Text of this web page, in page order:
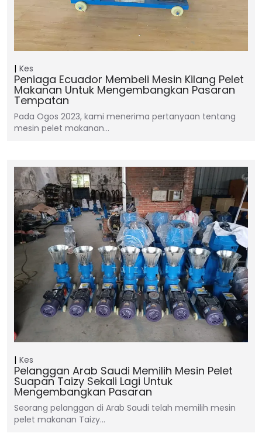
Kes
Peniaga Ecuador Membeli Mesin Kilang Pelet
Makanan Untuk Mengembangkan Pasaran
Tempatan
Pada Ogos 2023, kami menerima pertanyaan tentang
mesin pelet makanan…
Kes
Pelanggan Arab Saudi Memilih Mesin Pelet
Suapan Taizy Sekali Lagi Untuk
Mengembangkan Pasaran
Seorang pelanggan di Arab Saudi telah memilih mesin
pelet makanan Taizy…